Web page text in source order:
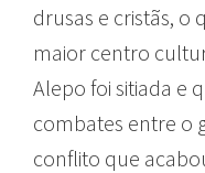
drusas e cristãs, o
maior centro
Alepo foi sitiada e
combates entre o
conflito que